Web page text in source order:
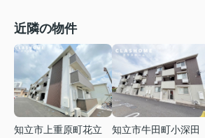
近隣の物件
知立市上重原町花立
知立市牛田町小深田